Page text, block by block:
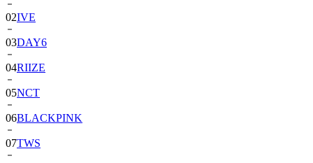
03DAY6
04RIIZE
05NCT
06BLACKPINK
07TWS
08
ピ